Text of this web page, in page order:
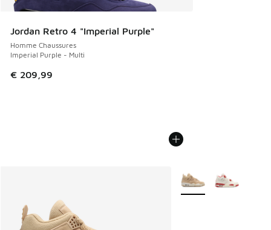
Jordan Retro 4 "Imperial Purple"
Homme Chaussures
Imperial Purple - Multi
€ 209,99
Plus de couleurs